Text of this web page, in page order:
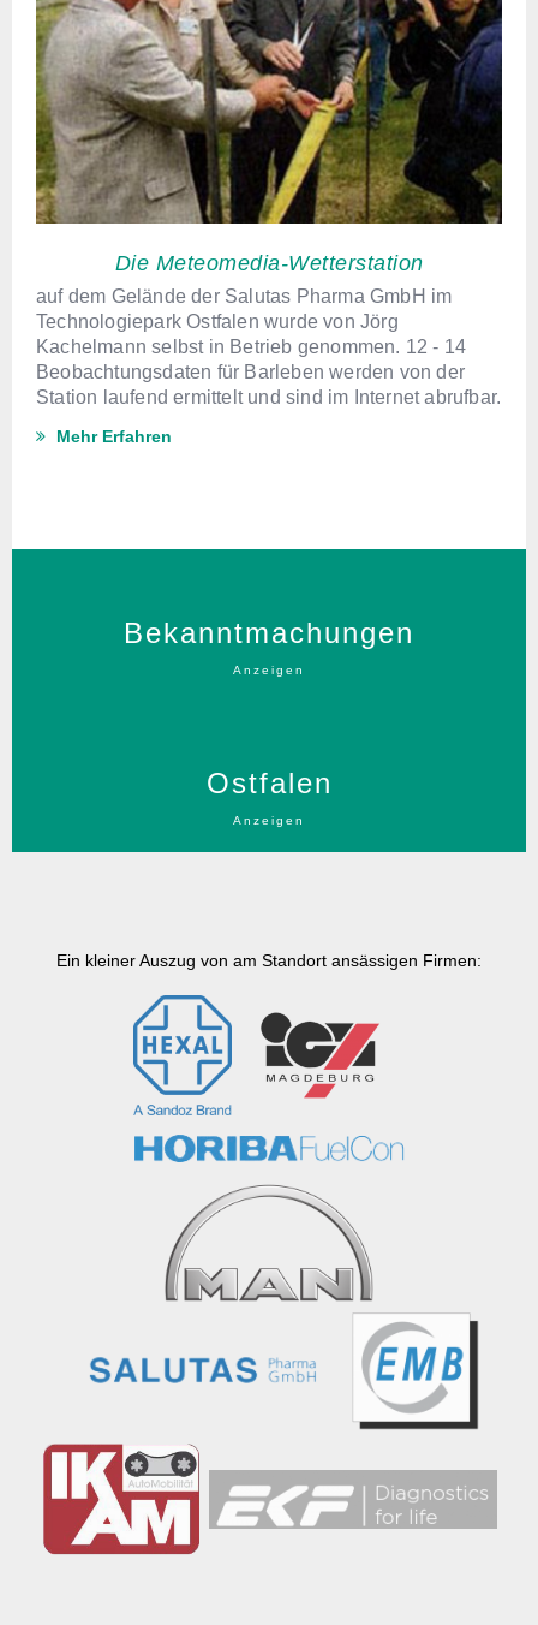
Die Meteomedia-Wetterstation
auf dem Gelände der Salutas Pharma GmbH im
Technologiepark Ostfalen wurde von Jörg
Kachelmann selbst in Betrieb genommen. 12 - 14
Beobachtungsdaten für Barleben werden von der
Station laufend ermittelt und sind im Internet abrufbar.
Mehr Erfahren
Mehr Informationen
Bekanntmachungen
Anzeigen
Gebiet zwischen Magdeburg und Hildesheim.
Ostfalen
Anzeigen
Ein kleiner Auszug von am Standort ansässigen Firmen: